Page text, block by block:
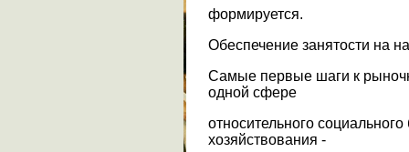
формируется.
Обеспечение занятости на
Самые первые шаги к
одной сфере
относительного
хозяйствования -